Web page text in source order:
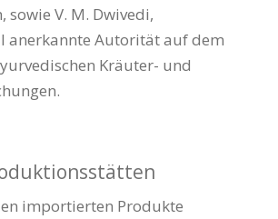
sowie V. M. Dwivedi,
anerkannte Autorität auf dem
Kräuter- und
importierten Produkte